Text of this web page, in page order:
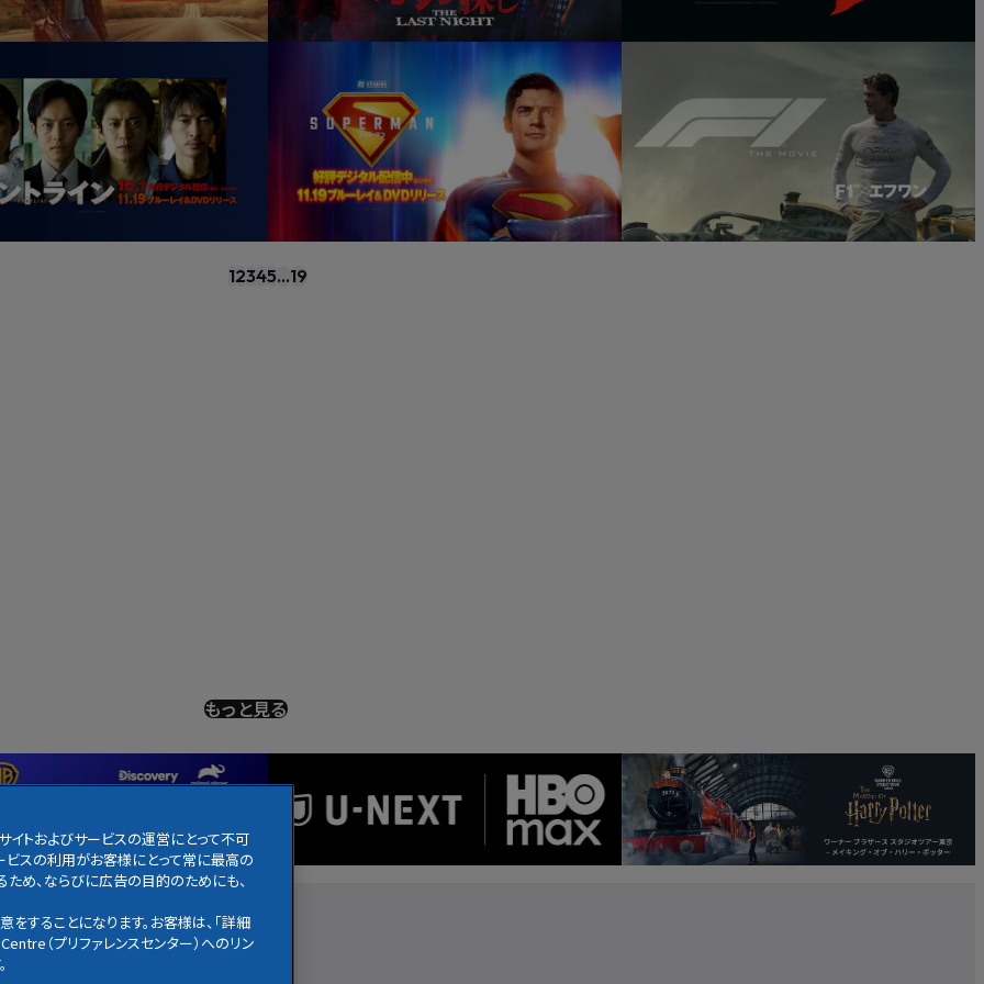
12345...19
もっと見る
メニュースお知らせ
イトおよびサービスの運営にとって不可
ビスの利用がお客様にとって常に最高の
め、ならびに広告の目的のためにも、
することになります。お客様は、「詳細
（プリファレンスセンター）へのリン